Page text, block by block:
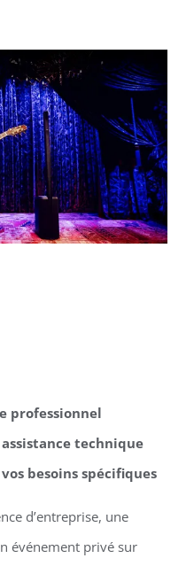
professionnel
technique
besoins spécifiques
d’entreprise, une
événement privé sur